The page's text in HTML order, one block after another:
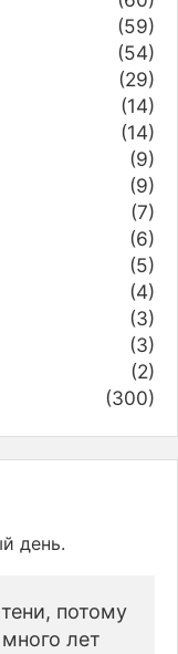
(59)
(54)
(29)
(14)
(14)
(9)
(9)
(7)
(6)
(5)
(4)
(3)
(3)
(2)
(300)
день.
потому
лет